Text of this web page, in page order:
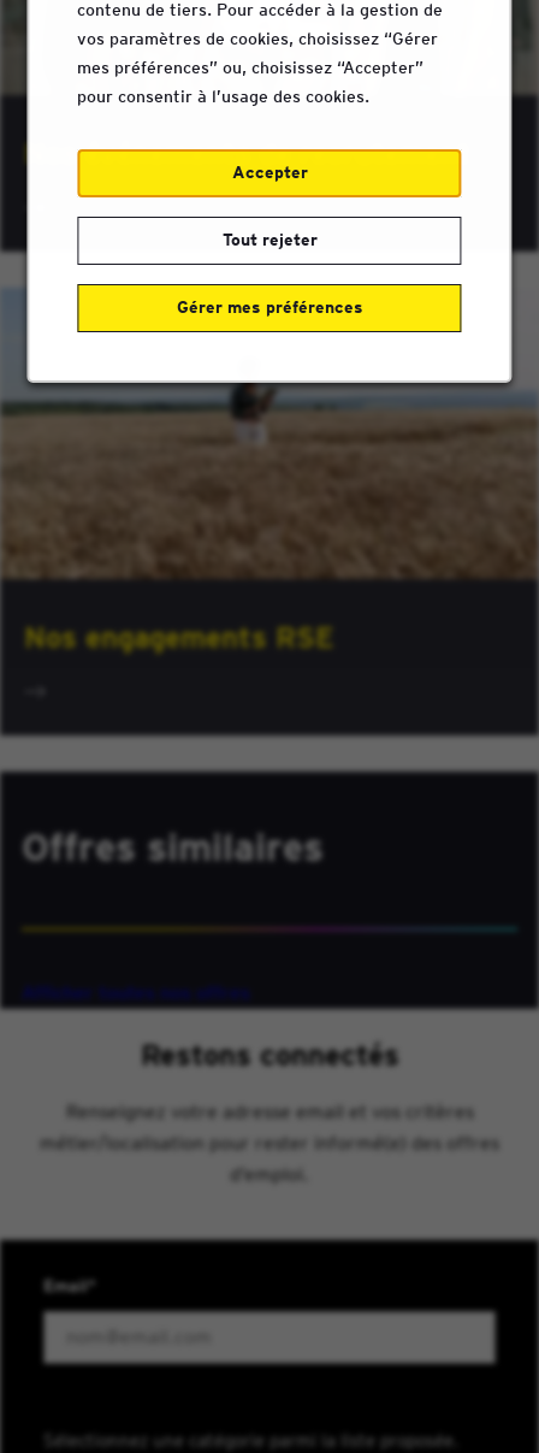
contenu de tiers. Pour accéder à la gestion de
vos paramètres de cookies, choisissez “Gérer
mes préférences” ou, choisissez “Accepter”
pour consentir à l’usage des cookies.
Accepter
Tout rejeter
Gérer mes préférences
Nos événements de recrutement
Nos engagements RSE
Offres similaires
Afficher toutes nos offres
Restons connectés
Renseignez votre adresse email et vos critères
métier/localisation pour rester informé(e) des offres
d’emploi.
Email
Sélectionnez une catégorie parmi la liste proposée.